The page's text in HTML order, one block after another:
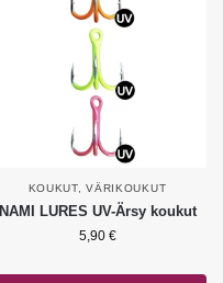
KOUKUT,VÄRIKOUKUT
NAMI LURES UV-Ärsy koukut
5,90 €